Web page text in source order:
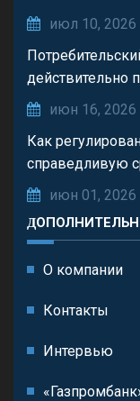
июл 10, 2026
действительно
июн 16, 2026
Как
справедливую
июн 01, 2026
О компании
Контакты
Интервью